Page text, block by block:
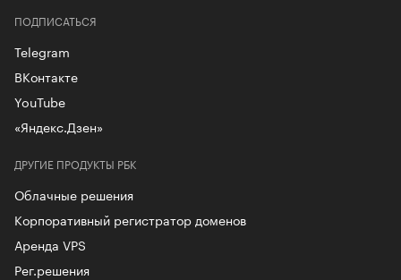
ДРУГИЕ ПРОДУКТЫ РБК
Облачные решения
Корпоративный регистратор доменов
Аренда VPS
Рег.решения
ПОДПИСАТЬСЯ
Telegram
ВКонтакте
YouTube
«Яндекс.Дзен»